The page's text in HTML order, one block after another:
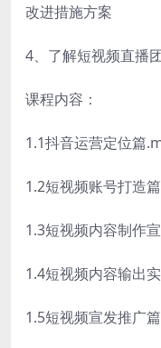
改进措施方案
4、了解短视频直播
课程内容：
1.1抖音运营定位篇
1.2短视频账号打造
1.3短视频内容制作
1.4短视频内容输出
1.5短视频宣发推广